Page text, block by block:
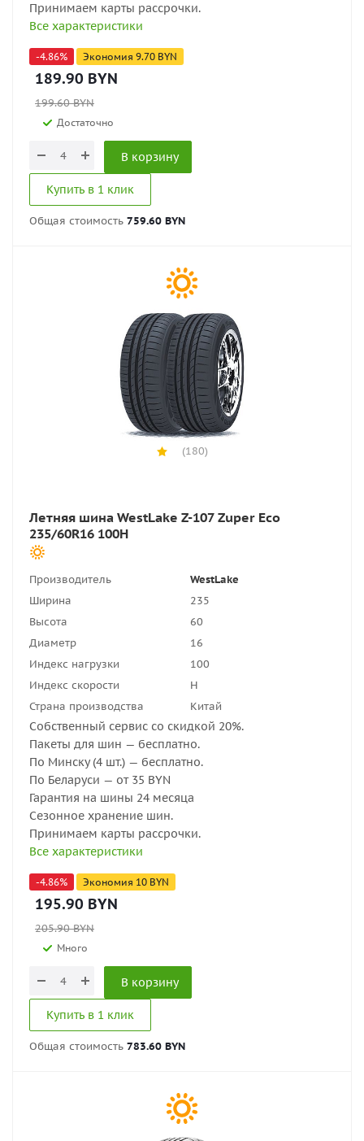
Принимаем карты рассрочки.
Все характеристики
-4.86% Экономия 9.70 BYN
189.90 BYN
199.60BYN
Достаточно
В корзину
Купить в 1 клик
Общая стоимость 759.60 BYN
(180)
Летняя шина WestLake Z-107 Zuper Eco
235/60R16 100H
Производитель
WestLake
Ширина
235
Высота
60
Диаметр
16
Индекс нагрузки
100
Индекс скорости
H
Страна производства
Китай
Собственный сервис со скидкой 20%.
Пакеты для шин — бесплатно.
По Минску (4 шт.) — бесплатно.
По Беларуси — от 35 BYN
Гарантия на шины 24 месяца
Сезонное хранение шин.
Принимаем карты рассрочки.
Все характеристики
-4.86% Экономия 10 BYN
195.90 BYN
205.90BYN
Много
В корзину
Купить в 1 клик
Общая стоимость 783.60 BYN